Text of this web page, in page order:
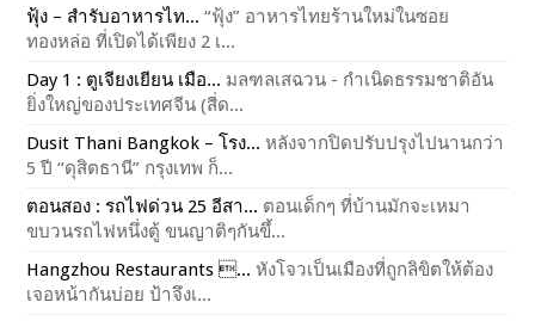
ฟุ้ง – สำรับอาหารไท... “ฟุ้ง” อาหารไทยร้านใหม่ในซอย
ทองหล่อ ที่เปิดได้เพียง 2 เ...
Day 1 : ตูเจียงเยียน เมือ... มลฑลเสฉวน - กำเนิดธรรมชาติอัน
ยิ่งใหญ่ของประเทศจีน (สี่ด...
Dusit Thani Bangkok – โรง... หลังจากปิดปรับปรุงไปนานกว่า
5 ปี “ดุสิตธานี” กรุงเทพ ก็...
ตอนสอง : รถไฟด่วน 25 อีสา... ตอนเด็กๆ ที่บ้านมักจะเหมา
ขบวนรถไฟหนึ่งตู้ ขนญาติๆกันขึ้...
Hangzhou Restaurants ... หังโจวเป็นเมืองที่ถูกลิขิตให้ต้อง
เจอหน้ากันบ่อย ป้าจึงเ...